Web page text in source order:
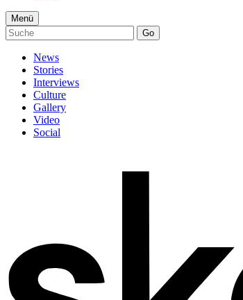
Menü
Go
News
Stories
Interviews
Culture
Gallery
Video
Social